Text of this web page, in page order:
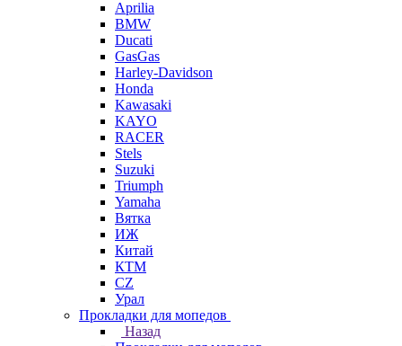
Aprilia
BMW
Ducati
GasGas
Harley-Davidson
Honda
Kawasaki
KAYO
RACER
Stels
Suzuki
Triumph
Yamaha
Вятка
ИЖ
Китай
КТМ
СZ
Урал
Прокладки для мопедов
Назад